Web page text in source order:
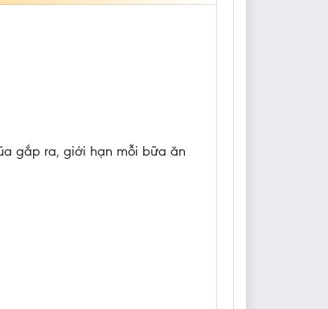
gắp ra, giới hạn mỗi bữa ăn